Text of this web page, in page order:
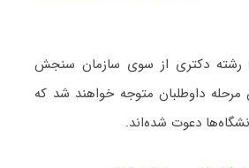
رشته دکتری از سوی سازمان سنجش
مرحله داوطلبان متوجه خواهند شد که
دعوت شده‌اند.